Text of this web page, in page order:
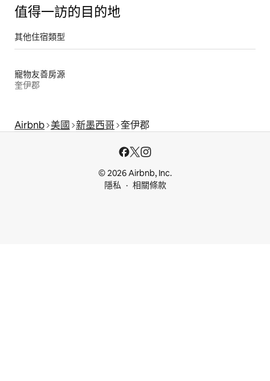
值得一訪的目的地
其他住宿類型
寵物友善房源
奎伊郡
Airbnb 美國 新墨西哥 奎伊郡
© 2026 Airbnb, Inc.
隱私
相關條款